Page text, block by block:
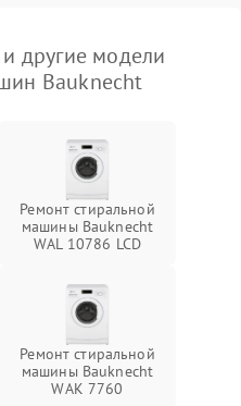
другие модели
Bauknecht
Ремонт стиральной
машины Bauknecht
WAL 10786 LCD
Ремонт стиральной
машины Bauknecht
WAK 7760